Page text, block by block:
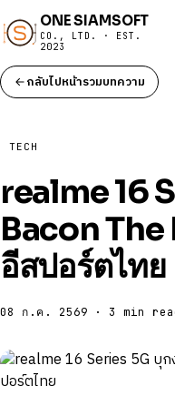
ONE SIAMSOFT
CO., LTD. · EST.
2023
กลับไปหน้ารวมบทความ
TECH
realme 16
Bacon
อีสปอร์ตไทย
08 ก.ค. 2569 · 3 min